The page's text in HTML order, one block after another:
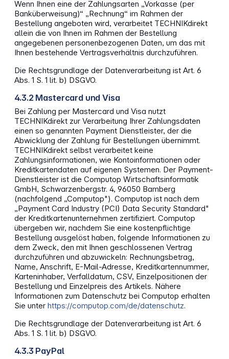
Wenn Ihnen eine der Zahlungsarten „Vorkasse (per
Banküberweisung)“ „Rechnung“ im Rahmen der
Bestellung angeboten wird, verarbeitet TECHNIKdirekt
allein die von Ihnen im Rahmen der Bestellung
angegebenen personenbezogenen Daten, um das mit
Ihnen bestehende Vertragsverhältnis durchzuführen.
Die Rechtsgrundlage der Datenverarbeitung ist Art. 6
Abs. 1 S. 1 lit. b) DSGVO.
4.3.2 Mastercard und Visa
Bei Zahlung per Mastercard und Visa nutzt
TECHNIKdirekt zur Verarbeitung Ihrer Zahlungsdaten
einen so genannten Payment Dienstleister, der die
Abwicklung der Zahlung für Bestellungen übernimmt.
TECHNIKdirekt selbst verarbeitet keine
Zahlungsinformationen, wie Kontoinformationen oder
Kreditkartendaten auf eigenen Systemen. Der Payment-
Dienstleister ist die Computop Wirtschaftsinformatik
GmbH, Schwarzenbergstr. 4, 96050 Bamberg
(nachfolgend „Computop"). Computop ist nach dem
„Payment Card Industry (PCI) Data Security Standard"
der Kreditkartenunternehmen zertifiziert. Computop
übergeben wir, nachdem Sie eine kostenpflichtige
Bestellung ausgelöst haben, folgende Informationen zu
dem Zweck, den mit Ihnen geschlossenen Vertrag
durchzuführen und abzuwickeln: Rechnungsbetrag,
Name, Anschrift, E-Mail-Adresse, Kreditkartennummer,
Karteninhaber, Verfalldatum, CSV, Einzelpositionen der
Bestellung und Einzelpreis des Artikels. Nähere
Informationen zum Datenschutz bei Computop erhalten
Sie unterhttps://computop.com/de/datenschutz.
Die Rechtsgrundlage der Datenverarbeitung ist Art. 6
Abs. 1 S. 1 lit. b) DSGVO.
4.3.3 PayPal